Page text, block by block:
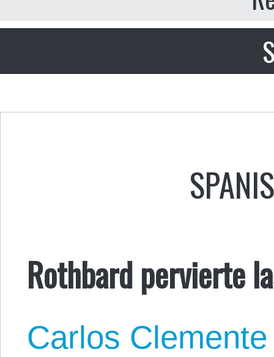
Rothbard pervierte
Carlos Clemente